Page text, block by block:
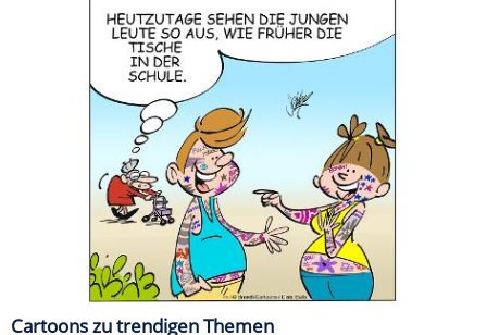
Cartoons zu trendigen Themen